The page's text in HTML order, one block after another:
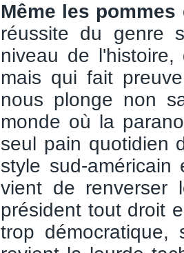
Même les
réussite du genre
niveau de
mais qui fait
nous plonge non
monde où la
seul pain quotidien
style sud-
vient de renverser
président tout droit
trop